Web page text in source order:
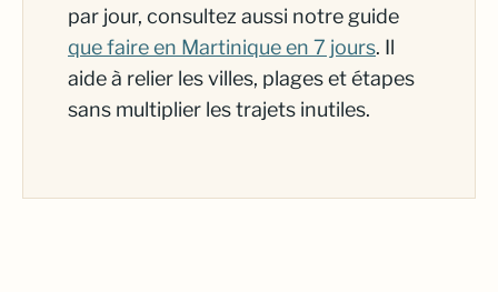
par jour, consultez aussi notre guide
que faire en Martinique en 7 jours. Il
aide à relier les villes, plages et étapes
sans multiplier les trajets inutiles.